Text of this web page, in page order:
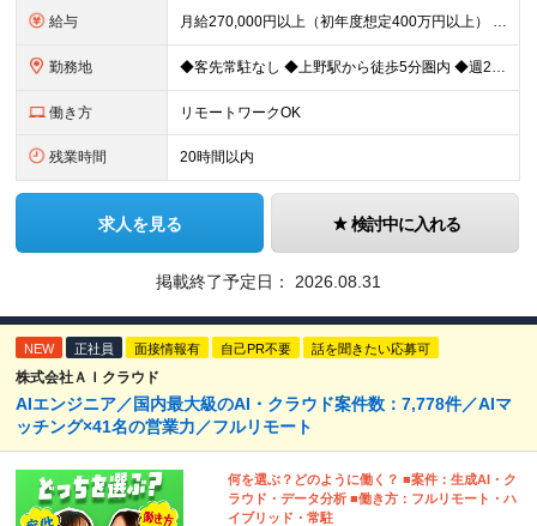
給与 月給270,000円以上（初年度想定400万円以上） ※ご経験やスキル、前職給等を考慮して給与額を決定します。 ※試用期間は3ヶ月間となります。期間中の待遇に変更はありません。 ★社員の昇給率はほ
勤務地 ◆客先常駐なし ◆上野駅から徒歩5分圏内 ◆週2回のリモートワーク実施中 ◆転勤なし 上野の各オフィスでの勤務となります。 ￣￣￣￣￣￣￣￣￣￣￣￣￣￣￣￣￣ ＜本社＞ 東京都台東区上野7-2-8
働き方 リモートワークOK
残業時間 20時間以内
求人を見る 検討中に入れる
掲載終了予定日： 2026.08.31
NEW 正社員 面接情報有 自己PR不要 話を聞きたい応募可
株式会社ＡＩクラウド
AIエンジニア／国内最大級のAI・クラウド案件数：7,778件／AIマ
ッチング×41名の営業力／フルリモート
何を選ぶ？どのように働く？ ■案件：生成AI・ク
ラウド・データ分析 ■働き方：フルリモート・ハ
イブリッド・常駐